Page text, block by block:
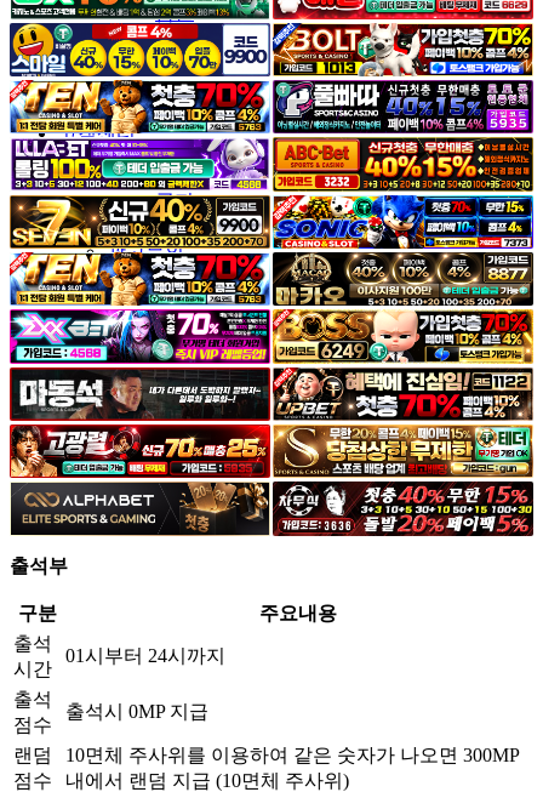
움짤
스포츠
기타
야썰
고객센터
공지&이벤트
공지
1:1문의
광고문의
출석부
구분
주요내용
출석
시간
01시부터 24시까지
출석
점수
출석시 0MP 지급
랜덤
점수
10면체 주사위를 이용하여 같은 숫자가 나오면 300MP
내에서 랜덤 지급 (10면체 주사위)